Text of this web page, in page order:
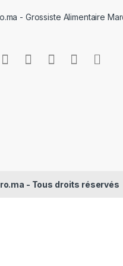
- Tous droits réservés